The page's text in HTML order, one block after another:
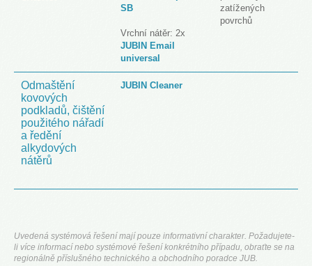
SB
Vrchní nátěr: 2x
JUBIN Email
universal
zatížených
povrchů
Odmaštění
kovových
podkladů, čištění
použitého nářadí
a ředění
alkydových
nátěrů
JUBIN Cleaner
Uvedená systémová řešení mají pouze informativní charakter. Požadujete-
li více informací nebo systémové řešení konkrétního případu, obraťte se na
regionálně příslušného technického a obchodního poradce JUB.